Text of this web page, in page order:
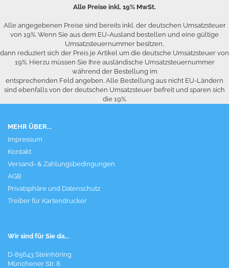
Alle Preise inkl. 19% MwSt.
Alle angegebenen Preise sind bereits inkl. der deutschen Umsatzsteuer
von 19%. Wenn Sie aus dem EU-Ausland bestellen und eine gültige
Umsatzsteuernummer besitzen,
dann reduziert sich der Preis je Artikel um die deutsche Umsatzsteuer von
19%. Hierzu müssen Sie Ihre ausländische Umsatzsteuernummer
während der Bestellung im
entsprechenden Feld angeben. Alle Bestellung aus nicht EU-Ländern
sind ebenfalls von der deutschen Umsatzsteuer befreit und sparen sich
die 19%.
MEHR ÜBER...
Impressum
Kontakt
Versand- & Zahlungsbedingungen
AGB
Privatsphäre und Datenschutz
Treiber für Kartendrucker
Wir sind für Sie da...
D-85643 Steinhöring
Münchener Str. 8